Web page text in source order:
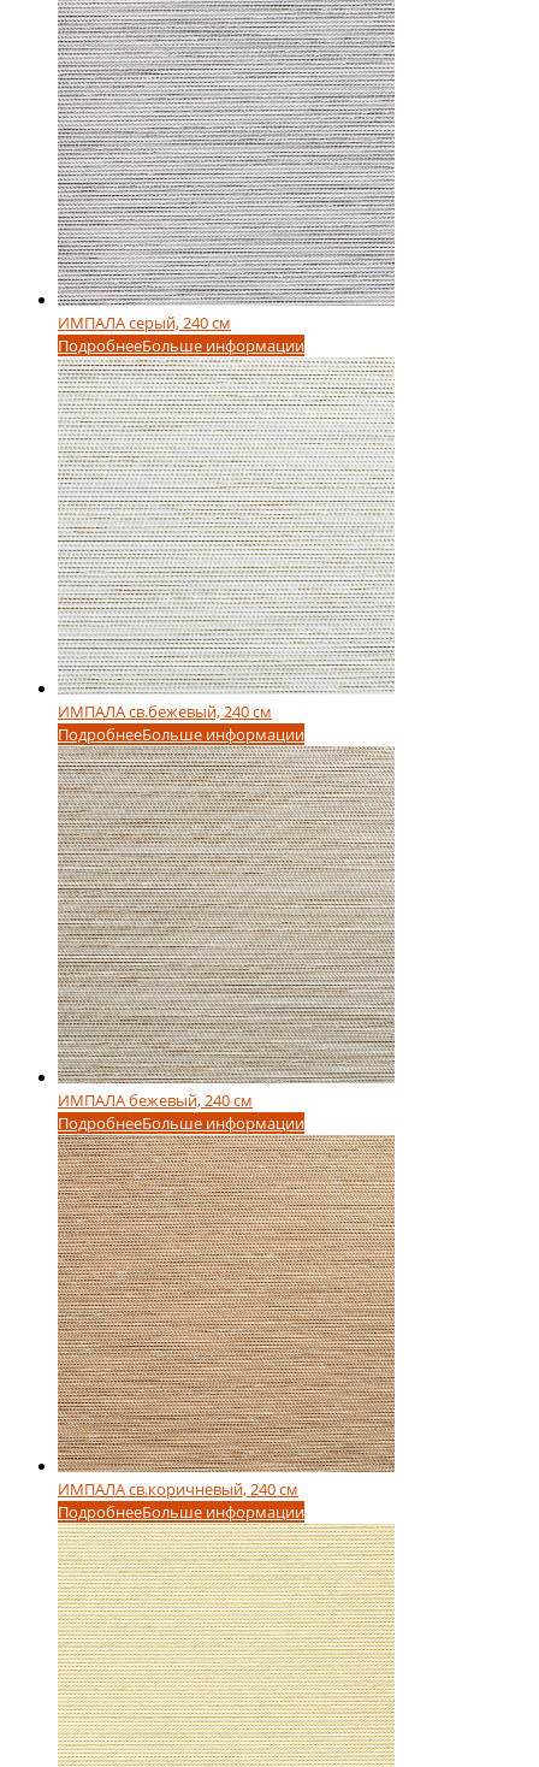
ИМПАЛА серый, 240 см
ПодробнееБольше информации
ИМПАЛА св.бежевый, 240 см
ПодробнееБольше информации
ИМПАЛА бежевый, 240 см
ПодробнееБольше информации
ИМПАЛА св.коричневый, 240 см
ПодробнееБольше информации